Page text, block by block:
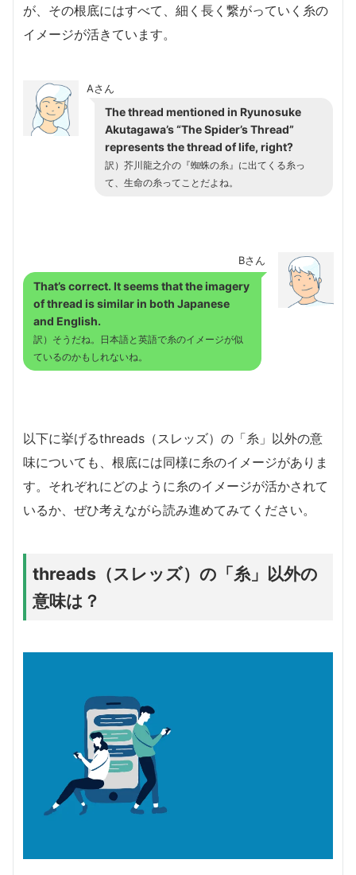
が、その根底にはすべて、細く長く繋がっていく糸の
イメージが活きています。
Aさん
The thread mentioned in Ryunosuke
Akutagawa’s “The Spider’s Thread”
represents the thread of life, right?
訳）芥川龍之介の『蜘蛛の糸』に出てくる糸っ
て、生命の糸ってことだよね。
Bさん
That’s correct. It seems that the imagery
of thread is similar in both Japanese
and English.
訳）そうだね。日本語と英語で糸のイメージが似
ているのかもしれないね。
以下に挙げるthreads（スレッズ）の「糸」以外の意
味についても、根底には同様に糸のイメージがありま
す。それぞれにどのように糸のイメージが活かされて
いるか、ぜひ考えながら読み進めてみてください。
threads（スレッズ）の「糸」以外の
意味は？